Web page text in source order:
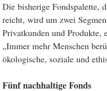
Die bisherige Fondspalette,
reicht, wird um zwei
Privatkunden und Produkte,
„Immer mehr Menschen
ökologische, soziale und
Fünf nachhaltige Fonds